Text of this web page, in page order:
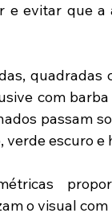
e evitar que a
com
passam
escuro e
o visual